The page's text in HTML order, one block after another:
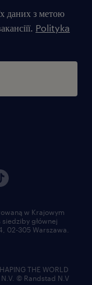
даних з метою
Polityka
w Krajowym
głównej
02-305 Warszawa.
THE WORLD
© Randstad N.V